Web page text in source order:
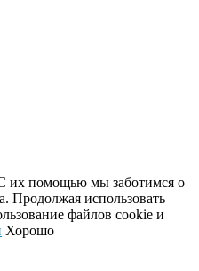
их помощью мы заботимся о
Продолжая использовать
файлов cookie и
Хорошо